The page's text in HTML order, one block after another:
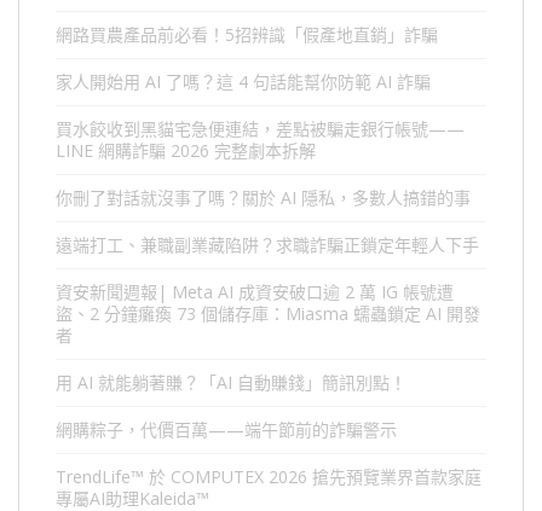
網路買農產品前必看！5招辨識「假產地直銷」詐騙
家人開始用 AI 了嗎？這 4 句話能幫你防範 AI 詐騙
買水餃收到黑貓宅急便連結，差點被騙走銀行帳號——
LINE 網購詐騙 2026 完整劇本拆解
你刪了對話就沒事了嗎？關於 AI 隱私，多數人搞錯的事
遠端打工、兼職副業藏陷阱？求職詐騙正鎖定年輕人下手
資安新聞週報| Meta AI 成資安破口逾 2 萬 IG 帳號遭
盜、2 分鐘癱瘓 73 個儲存庫：Miasma 蠕蟲鎖定 AI 開發
者
用 AI 就能躺著賺？「AI 自動賺錢」簡訊別點！
網購粽子，代價百萬——端午節前的詐騙警示
TrendLife™ 於 COMPUTEX 2026 搶先預覽業界首款家庭
專屬AI助理Kaleida™